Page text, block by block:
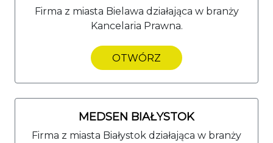
Firma z miasta Bielawa działająca w branży
Kancelaria Prawna.
OTWÓRZ
MEDSEN BIAŁYSTOK
Firma z miasta Białystok działająca w branży